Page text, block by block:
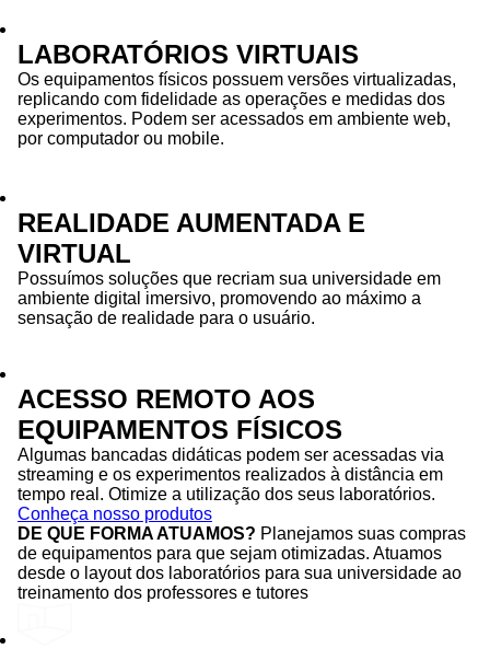
LABORATÓRIOS VIRTUAIS
Os equipamentos físicos possuem versões virtualizadas,
replicando com fidelidade as operações e medidas dos
experimentos. Podem ser acessados em ambiente web,
por computador ou mobile.
REALIDADE AUMENTADA E
VIRTUAL
Possuímos soluções que recriam sua universidade em
ambiente digital imersivo, promovendo ao máximo a
sensação de realidade para o usuário.
ACESSO REMOTO AOS
EQUIPAMENTOS FÍSICOS
Algumas bancadas didáticas podem ser acessadas via
streaming e os experimentos realizados à distância em
tempo real. Otimize a utilização dos seus laboratórios.
Conheça nosso produtos
DE QUE FORMA ATUAMOS? Planejamos suas compras
de equipamentos para que sejam otimizadas. Atuamos
desde o layout dos laboratórios para sua universidade ao
treinamento dos professores e tutores